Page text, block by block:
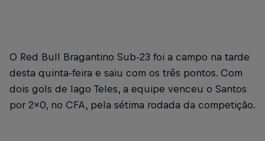
O Red Bull Bragantino Sub-23 foi a campo na tarde
desta quinta-feira e saiu com os três pontos. Com
dois gols de Iago Teles, a equipe venceu o Santos
por 2x0, no CFA, pela sétima rodada da competição.